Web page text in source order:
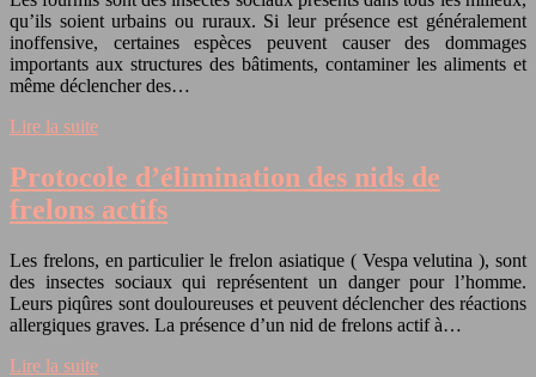
qu’ils soient urbains ou ruraux. Si leur présence est généralement
inoffensive, certaines espèces peuvent causer des dommages
importants aux structures des bâtiments, contaminer les aliments et
même déclencher des…
Lire la suite
Protocole d’élimination des nids de
frelons actifs
Les frelons, en particulier le frelon asiatique ( Vespa velutina ), sont
des insectes sociaux qui représentent un danger pour l’homme.
Leurs piqûres sont douloureuses et peuvent déclencher des réactions
allergiques graves. La présence d’un nid de frelons actif à…
Lire la suite